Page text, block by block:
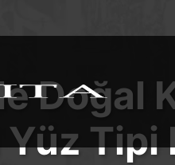
Doğal
Tipi